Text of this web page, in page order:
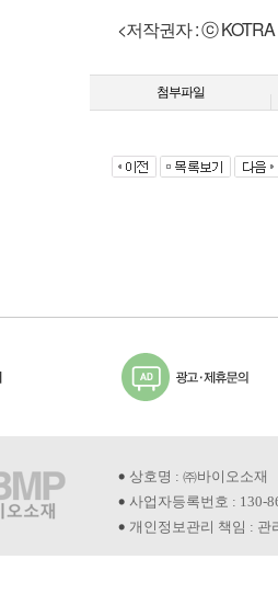
<저작권자 : ⓒ
첨부파일
상호명 : ㈜바이오소재
사업자등록번호 : 130-
개인정보관리 책임 : 관